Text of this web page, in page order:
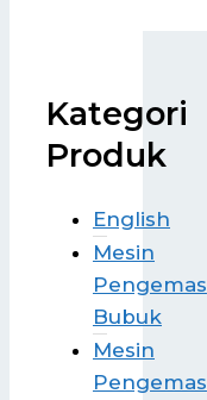
Kategori
Produk
English
Mesin
Pengemas
Bubuk
Mesin
Pengemas